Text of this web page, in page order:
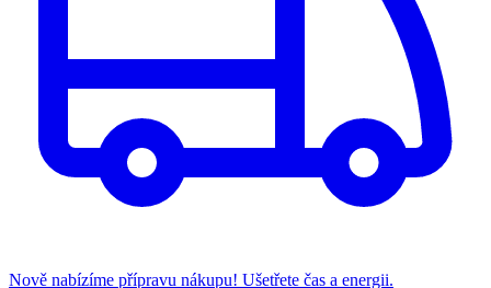
Nově nabízíme přípravu nákupu! Ušetřete čas a energii.